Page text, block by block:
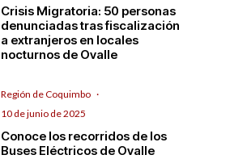
Crisis Migratoria: 50 personas
denunciadas tras fiscalización
a extranjeros en locales
nocturnos de Ovalle
Región de Coquimbo ·
10 de junio de 2025
Conoce los recorridos de los
Buses Eléctricos de Ovalle